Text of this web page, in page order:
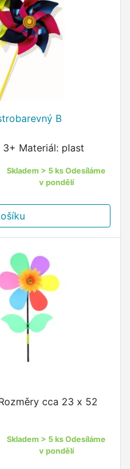
B
Materiál: plast
Skladem > 5 ks Odesíláme
v pondělí
cca 23 x 52
Skladem > 5 ks Odesíláme
v pondělí